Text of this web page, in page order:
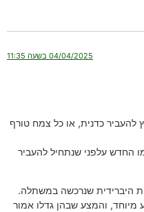
04/04/2025 בשעה 11:35
להעביר כדנית, או כל צמח טורף
החדש עלפני שנתחיל להעביר
היברידית שנרכשה במשתלה.
מיוחד, והמצע שבהן גדלו אמור